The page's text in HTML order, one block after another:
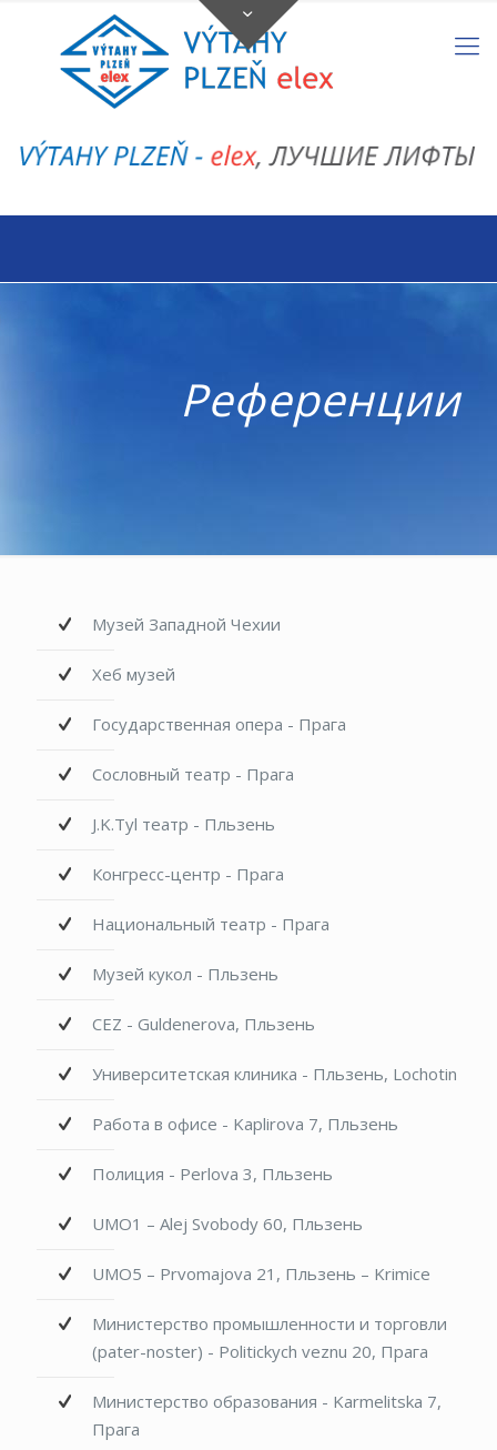
Референции
Музей Западной Чехии
Хеб музей
Государственная опера - Прага
Сословный театр - Прага
J.K.Tyl театр - Пльзень
Конгресс-центр - Прага
Национальный театр - Прага
Музей кукол - Пльзень
CEZ - Guldenerova, Пльзень
Университетская клиника - Пльзень, Lochotin
Работа в офисе - Kaplirova 7, Пльзень
Полиция - Perlova 3, Пльзень
UMO1 – Alej Svobody 60, Пльзень
UMO5 – Prvomajova 21, Пльзень – Krimice
Министерство промышленности и торговли
(pater-noster) - Politickych veznu 20, Прага
Министерство образования - Karmelitska 7,
Прага